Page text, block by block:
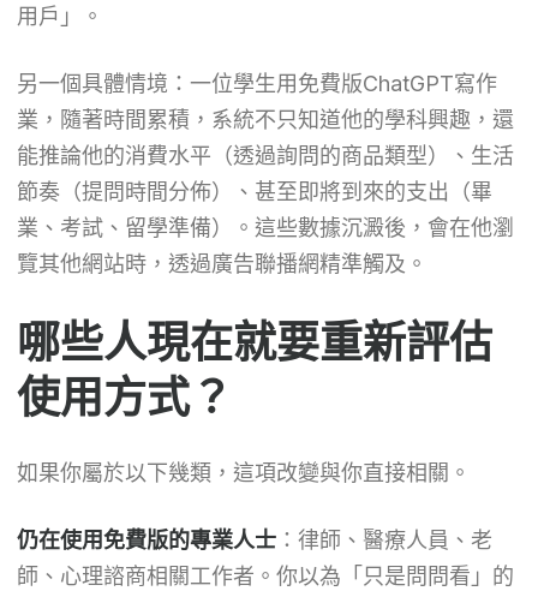
用戶」。
另一個具體情境：一位學生用免費版ChatGPT寫作
業，隨著時間累積，系統不只知道他的學科興趣，還
能推論他的消費水平（透過詢問的商品類型）、生活
節奏（提問時間分佈）、甚至即將到來的支出（畢
業、考試、留學準備）。這些數據沉澱後，會在他瀏
覽其他網站時，透過廣告聯播網精準觸及。
哪些人現在就要重新評估
使用方式？
如果你屬於以下幾類，這項改變與你直接相關。
仍在使用免費版的專業人士：律師、醫療人員、老
師、心理諮商相關工作者。你以為「只是問問看」的